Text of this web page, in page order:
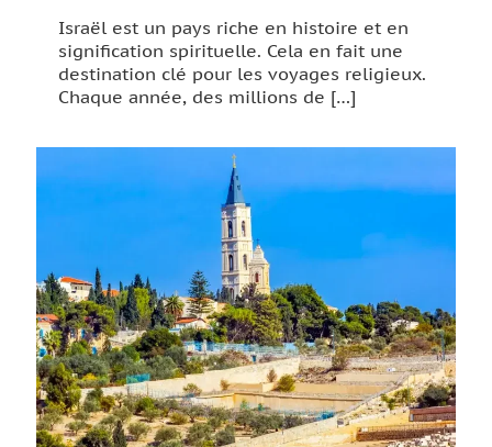
Israël est un pays riche en histoire et en
signification spirituelle. Cela en fait une
destination clé pour les voyages religieux.
Chaque année, des millions de […]